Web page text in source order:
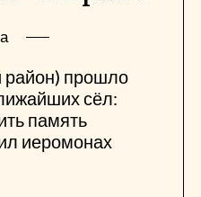
район) прошло
сёл:
память
иеромонах